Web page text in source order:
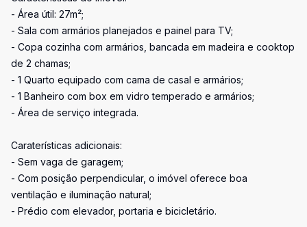
- Área útil: 27m²;
- Sala com armários planejados e painel para TV;
- Copa cozinha com armários, bancada em madeira e cooktop
de 2 chamas;
- 1 Quarto equipado com cama de casal e armários;
- 1 Banheiro com box em vidro temperado e armários;
- Área de serviço integrada.
Caraterísticas adicionais:
- Sem vaga de garagem;
- Com posição perpendicular, o imóvel oferece boa
ventilação e iluminação natural;
- Prédio com elevador, portaria e bicicletário.